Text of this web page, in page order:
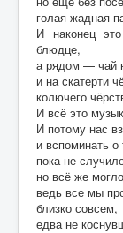
голая жадная
И наконец
блюдце,
а рядом — чай
и на скатерти
колючего
И всё это
И потому нас
и вспоминать
пока не
но всё же
ведь все мы
близко совсем,
едва не